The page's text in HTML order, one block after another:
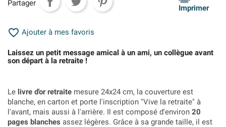
Partager
Imprimer
 Ajouter à mes favoris
Laissez un petit message amical à un ami, un collègue avant
son départ à la retraite !
Le livre d'or retraite mesure 24x24 cm, la couverture est
blanche, en carton et porte l'inscription "Vive la retraite" à
l'avant, mais aussi à l'arrière. Il est composé d'environ 20
pages blanches assez légères. Grâce à sa grande taille, il est